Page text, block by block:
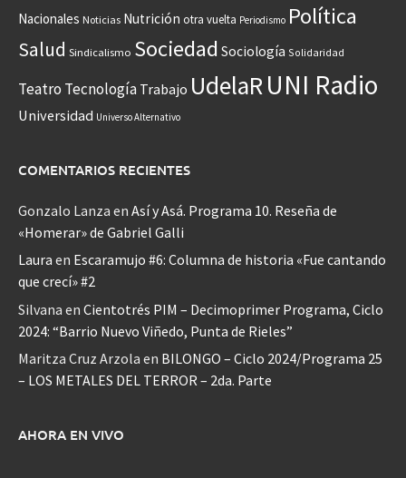
Nacionales Noticias Nutrición otra vuelta Periodismo Política
Salud Sindicalismo Sociedad Sociología Solidaridad
Teatro Tecnología Trabajo UdelaR UNI Radio
Universidad Universo Alternativo
COMENTARIOS RECIENTES
Gonzalo Lanza en Así y Asá. Programa 10. Reseña de
«Homerar» de Gabriel Galli
Laura en Escaramujo #6: Columna de historia «Fue cantando
que crecí» #2
Silvana en Cientotrés PIM – Decimoprimer Programa, Ciclo
2024: “Barrio Nuevo Viñedo, Punta de Rieles”
Maritza Cruz Arzola en BILONGO – Ciclo 2024/Programa 25
– LOS METALES DEL TERROR – 2da. Parte
AHORA EN VIVO